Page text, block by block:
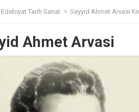
Edebiyat Tarih Sanat Seyyid Ahmet Arvasi
Ahmet Arvasi